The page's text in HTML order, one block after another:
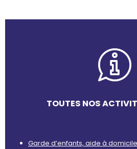
TOUTES NOS
Garde d’enfants, aide à